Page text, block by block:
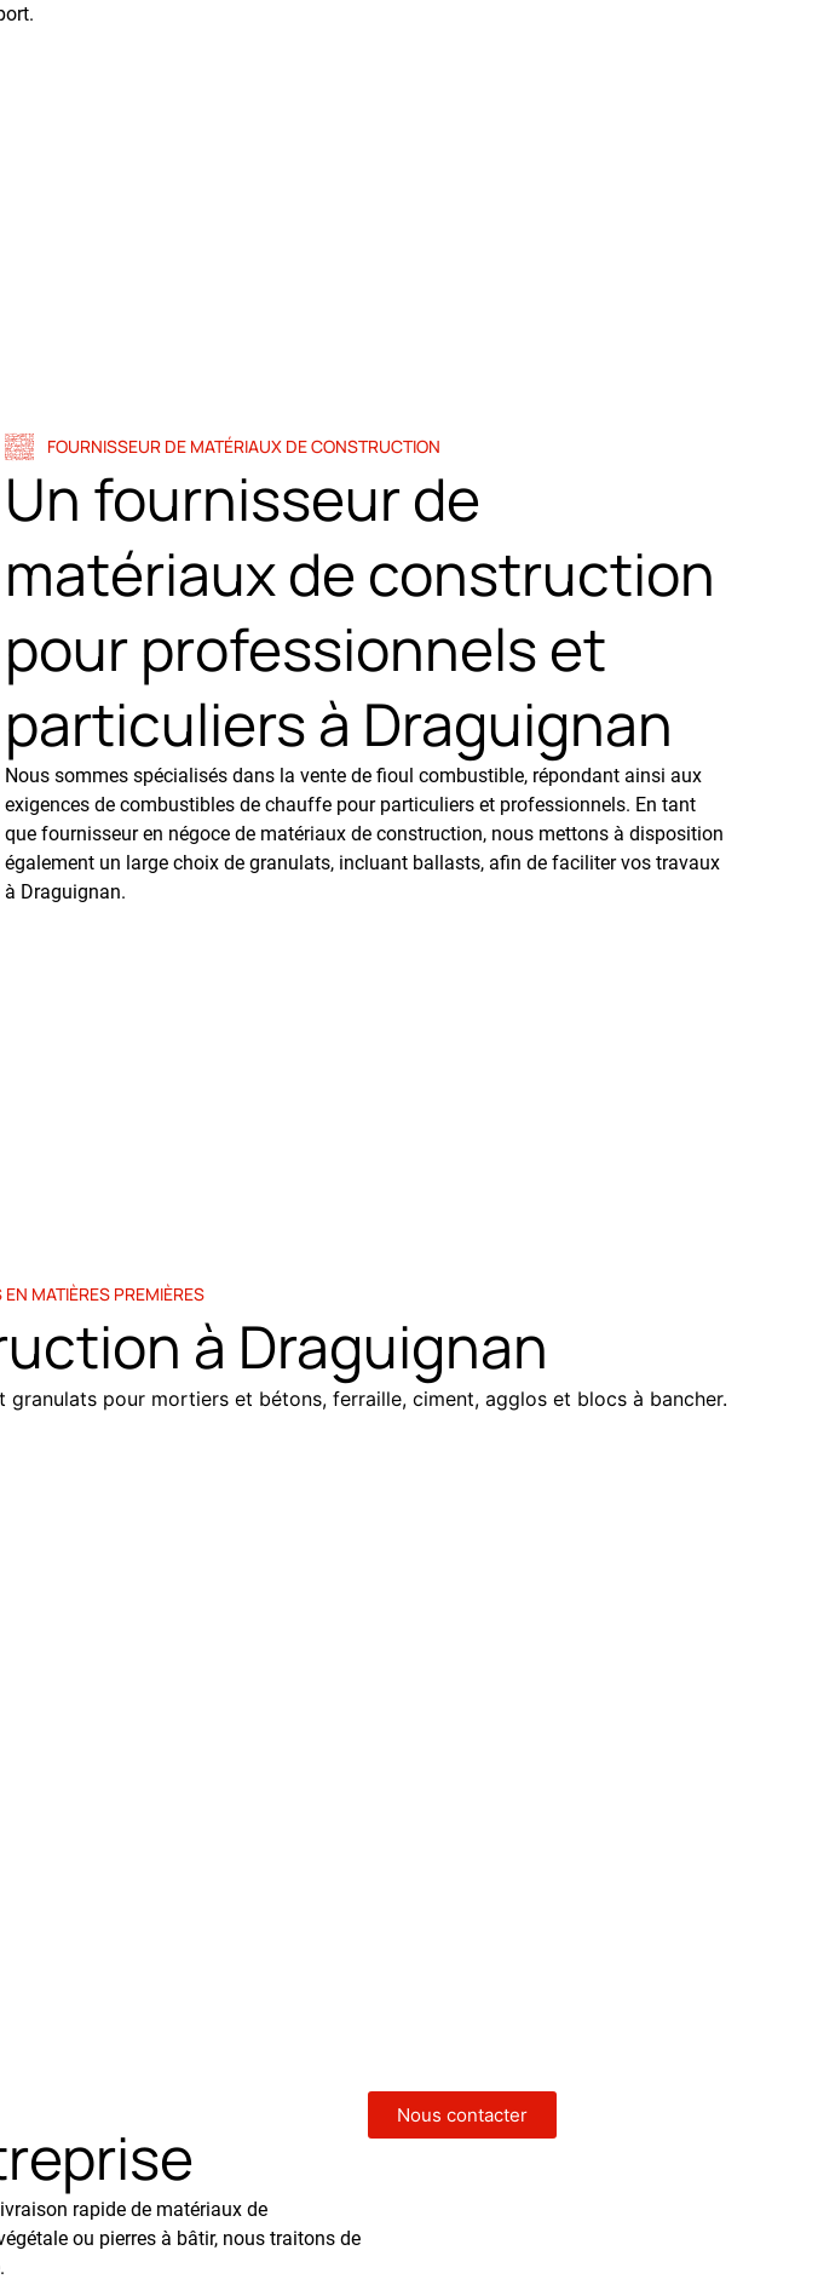
FOURNISSEUR DE MATÉRIAUX DE CONSTRUCTION
Un fournisseur de
matériaux de construction
pour professionnels et
particuliers à Draguignan
Nous sommes spécialisés dans la vente de fioul combustible, répondant ainsi aux
exigences de combustibles de chauffe pour particuliers et professionnels. En tant
que fournisseur en négoce de matériaux de construction, nous mettons à disposition
également un large choix de granulats, incluant ballasts, afin de faciliter vos travaux
à Draguignan.
MATIÈRES PREMIÈRES
à Draguignan
pour mortiers et bétons, ferraille, ciment, agglos et blocs à bancher.
rapide de matériaux de
ou pierres à bâtir, nous traitons de
Nous contacter